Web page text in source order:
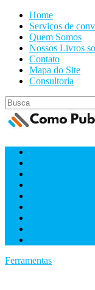
Home
Serviços de
Quem Somos
Nossos Livros
Contato
Mapa do Site
Consultoria
Ferramentas